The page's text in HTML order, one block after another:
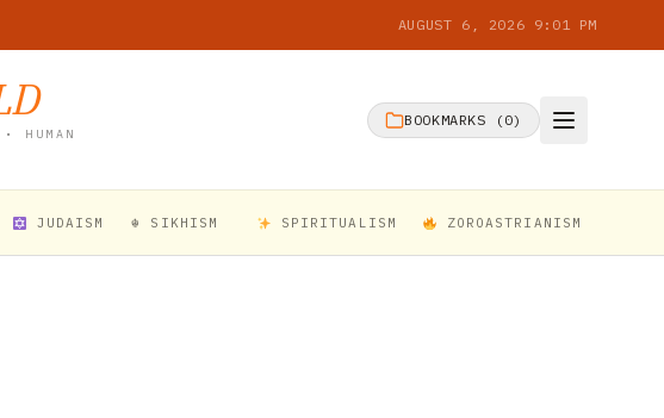
AUGUST 6, 2026 9:01 PM
HUMAN
BOOKMARKS ( 0)
JUDAISM ☬ SIKHISM SPIRITUALISM ZOROASTRIANISM